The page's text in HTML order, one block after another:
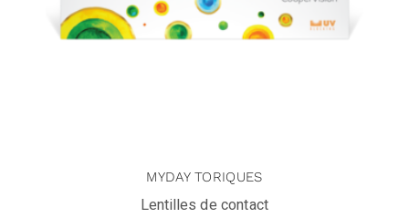
MYDAY TORIQUES
Lentilles de contact